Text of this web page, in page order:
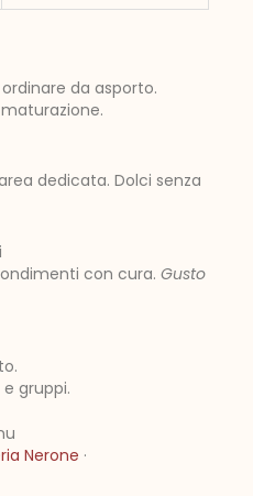
da asporto.
dedicata. Dolci senza
con cura. Gusto
gruppi.
Nerone ·